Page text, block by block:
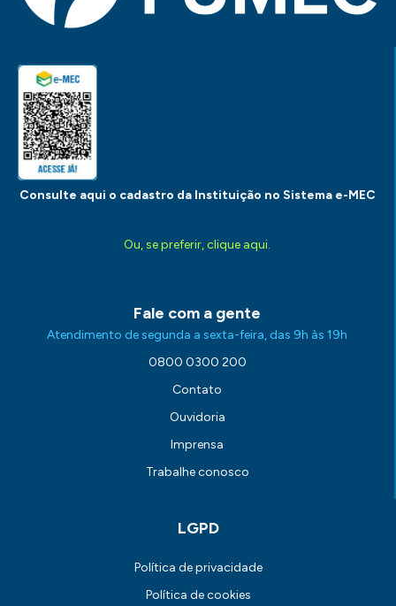
Consulte aqui o cadastro da Instituição no Sistema e-MEC
Ou, se preferir, clique aqui.
Fale com a gente
Atendimento de segunda a sexta-feira, das 9h às 19h
0800 0300 200
Contato
Ouvidoria
Imprensa
Trabalhe conosco
LGPD
Política de privacidade
Política de cookies